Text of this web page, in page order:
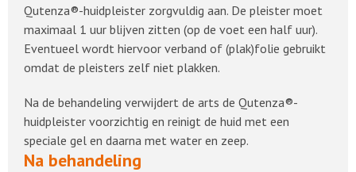
Qutenza®-huidpleister zorgvuldig aan. De pleister moet
maximaal 1 uur blijven zitten (op de voet een half uur).
Eventueel wordt hiervoor verband of (plak)folie gebruikt
omdat de pleisters zelf niet plakken.
Na de behandeling verwijdert de arts de Qutenza®-
huidpleister voorzichtig en reinigt de huid met een
speciale gel en daarna met water en zeep.
Na behandeling